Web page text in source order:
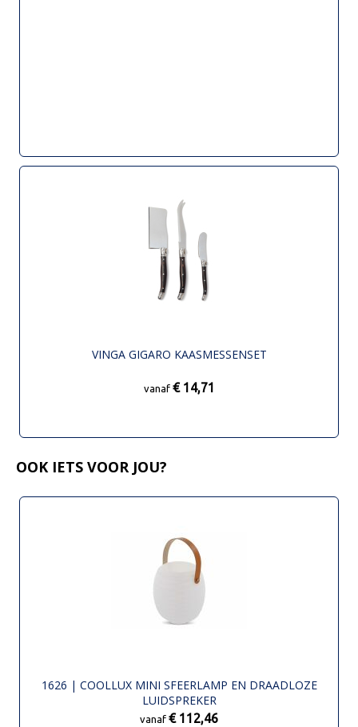
VINGA GIGARO KAASMESSENSET
vanaf € 14,71
OOK IETS VOOR JOU?
1626 | COOLLUX MINI SFEERLAMP EN DRAADLOZE
LUIDSPREKER
vanaf € 112,46